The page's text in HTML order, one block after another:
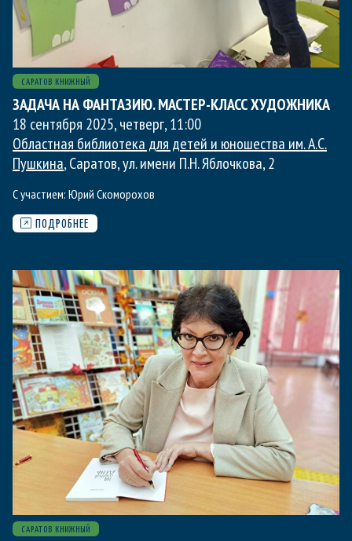
САРАТОВ КНИЖНЫЙ
ЗАДАЧА НА ФАНТАЗИЮ. МАСТЕР-КЛАСС ХУДОЖНИКА
18 сентября 2025, четверг,11:00
Областная библиотека для детей и юношества им. А.С.
Пушкина, Саратов, ул. имени П.Н. Яблочкова, 2
С участием: Юрий Скоморохов
ПОДРОБНЕЕ
САРАТОВ КНИЖНЫЙ